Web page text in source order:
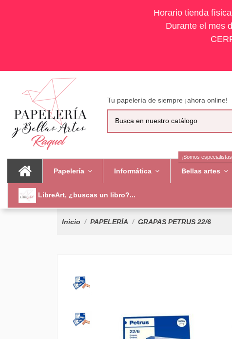
Horario tienda
Durante el mes
Tu papelería de siempre ¡ahora online!
Papelería Informática Bellas artes
¡Somos
LibreArt, ¿buscas un libro?...
Inicio PAPELERÍA GRAPAS PETRUS 22/6